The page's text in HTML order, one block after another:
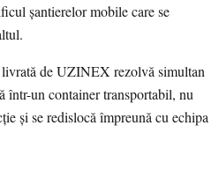
șantierelor mobile care se
livrată de UZINEX rezolvă simultan
într-un container transportabil, nu
și se redislocă împreună cu echipa